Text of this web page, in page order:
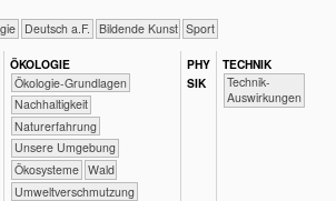
​​​Deutsch a.F. Bildende Kunst Sport
ÖKO​LOGIE
​​​​​​​​​​​​​​​​Ökologie-Grundlagen
​​​​​​​​​​​​​​​Nachhaltigkeit
​​​​​​​​​​​​​Naturerfahrung
​​​​​​​​​​​​​Unsere Umgebung
​​​​​​​​​​​Ökosysteme ​​​​​​​​​​Wald
​​Umweltverschmutzung
PHY​
SIK
TECH​NIK
​​​​​​Technik-
Auswirkungen